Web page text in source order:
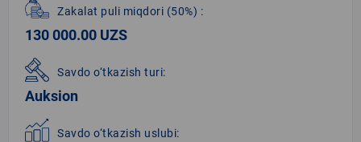
Zakalat puli miqdori (50%) :
130 000.00 UZS
Savdo o‘tkazish turi:
Auksion
Savdo o‘tkazish uslubi: